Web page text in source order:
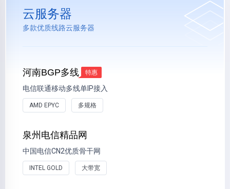
云服务器
多款优质线路云服务器
河南BGP多线 特惠
电信联通移动多线单IP接入
AMD EPYC 多规格
泉州电信精品网
中国电信CN2优质骨干网
INTEL GOLD 大带宽